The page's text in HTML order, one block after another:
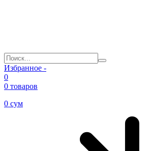
Избранное -
0
0 товаров
0 сум